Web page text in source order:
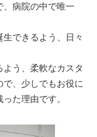
、病院の中で唯一
できるよう、日々
う、柔軟なカスタ
、少しでもお役に
た理由です。